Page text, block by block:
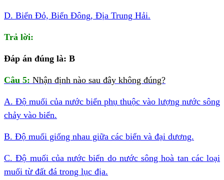
D. Biển Đỏ, Biển Đông, Địa Trung Hải.
Trả lời:
Đáp án đúng là: B
Câu 5: Nhận định nào sau đây không đúng?
A. Độ muối của nước biển phụ thuộc vào lượng nước sông
chảy vào biển.
B. Độ muối giống nhau giữa các biển và đại dương.
C. Độ muối của nước biển do nước sông hoà tan các loại
muối từ đất đá trong lục địa.